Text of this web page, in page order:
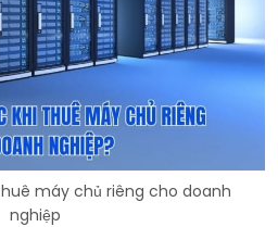
máy chủ riêng cho doanh
nghiệp